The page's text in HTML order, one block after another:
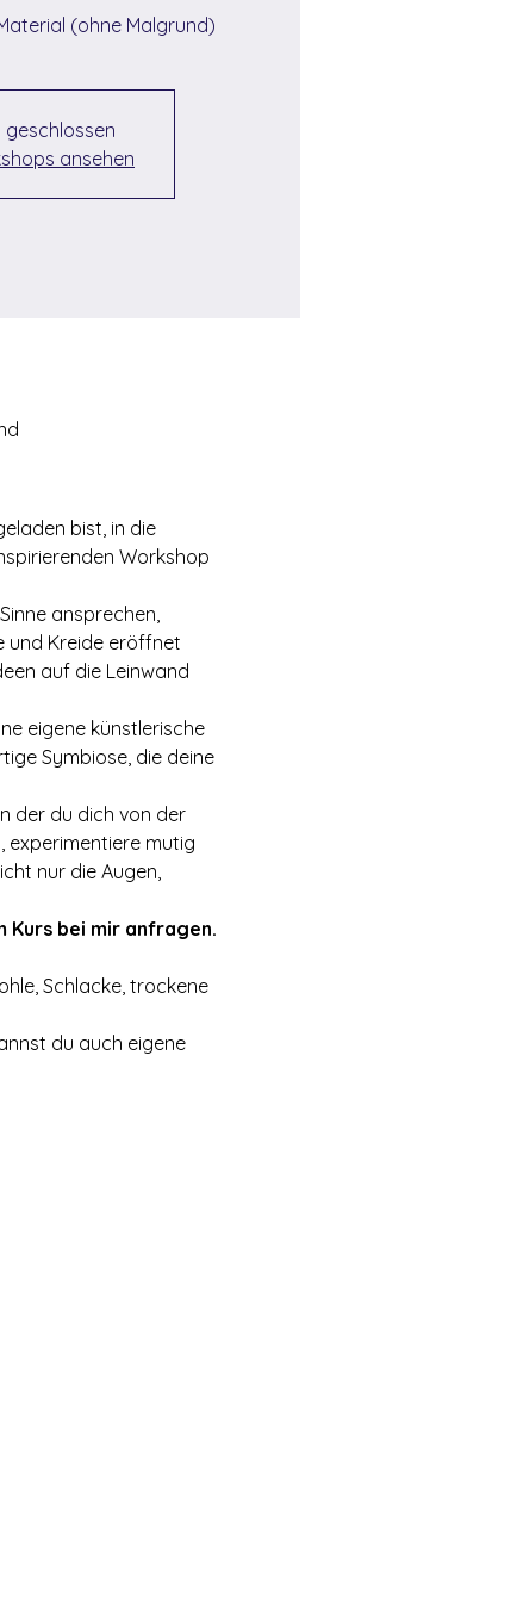
(ohne Malgrund)
geschlossen
ansehen
bist, in die
Workshop
ansprechen,
und Kreide eröffnet
auf die Leinwand
eigene künstlerische
Symbiose, die deine
der du dich von der
experimentiere mutig
nur die Augen,
bei mir anfragen.
Schlacke, trockene
du auch eigene